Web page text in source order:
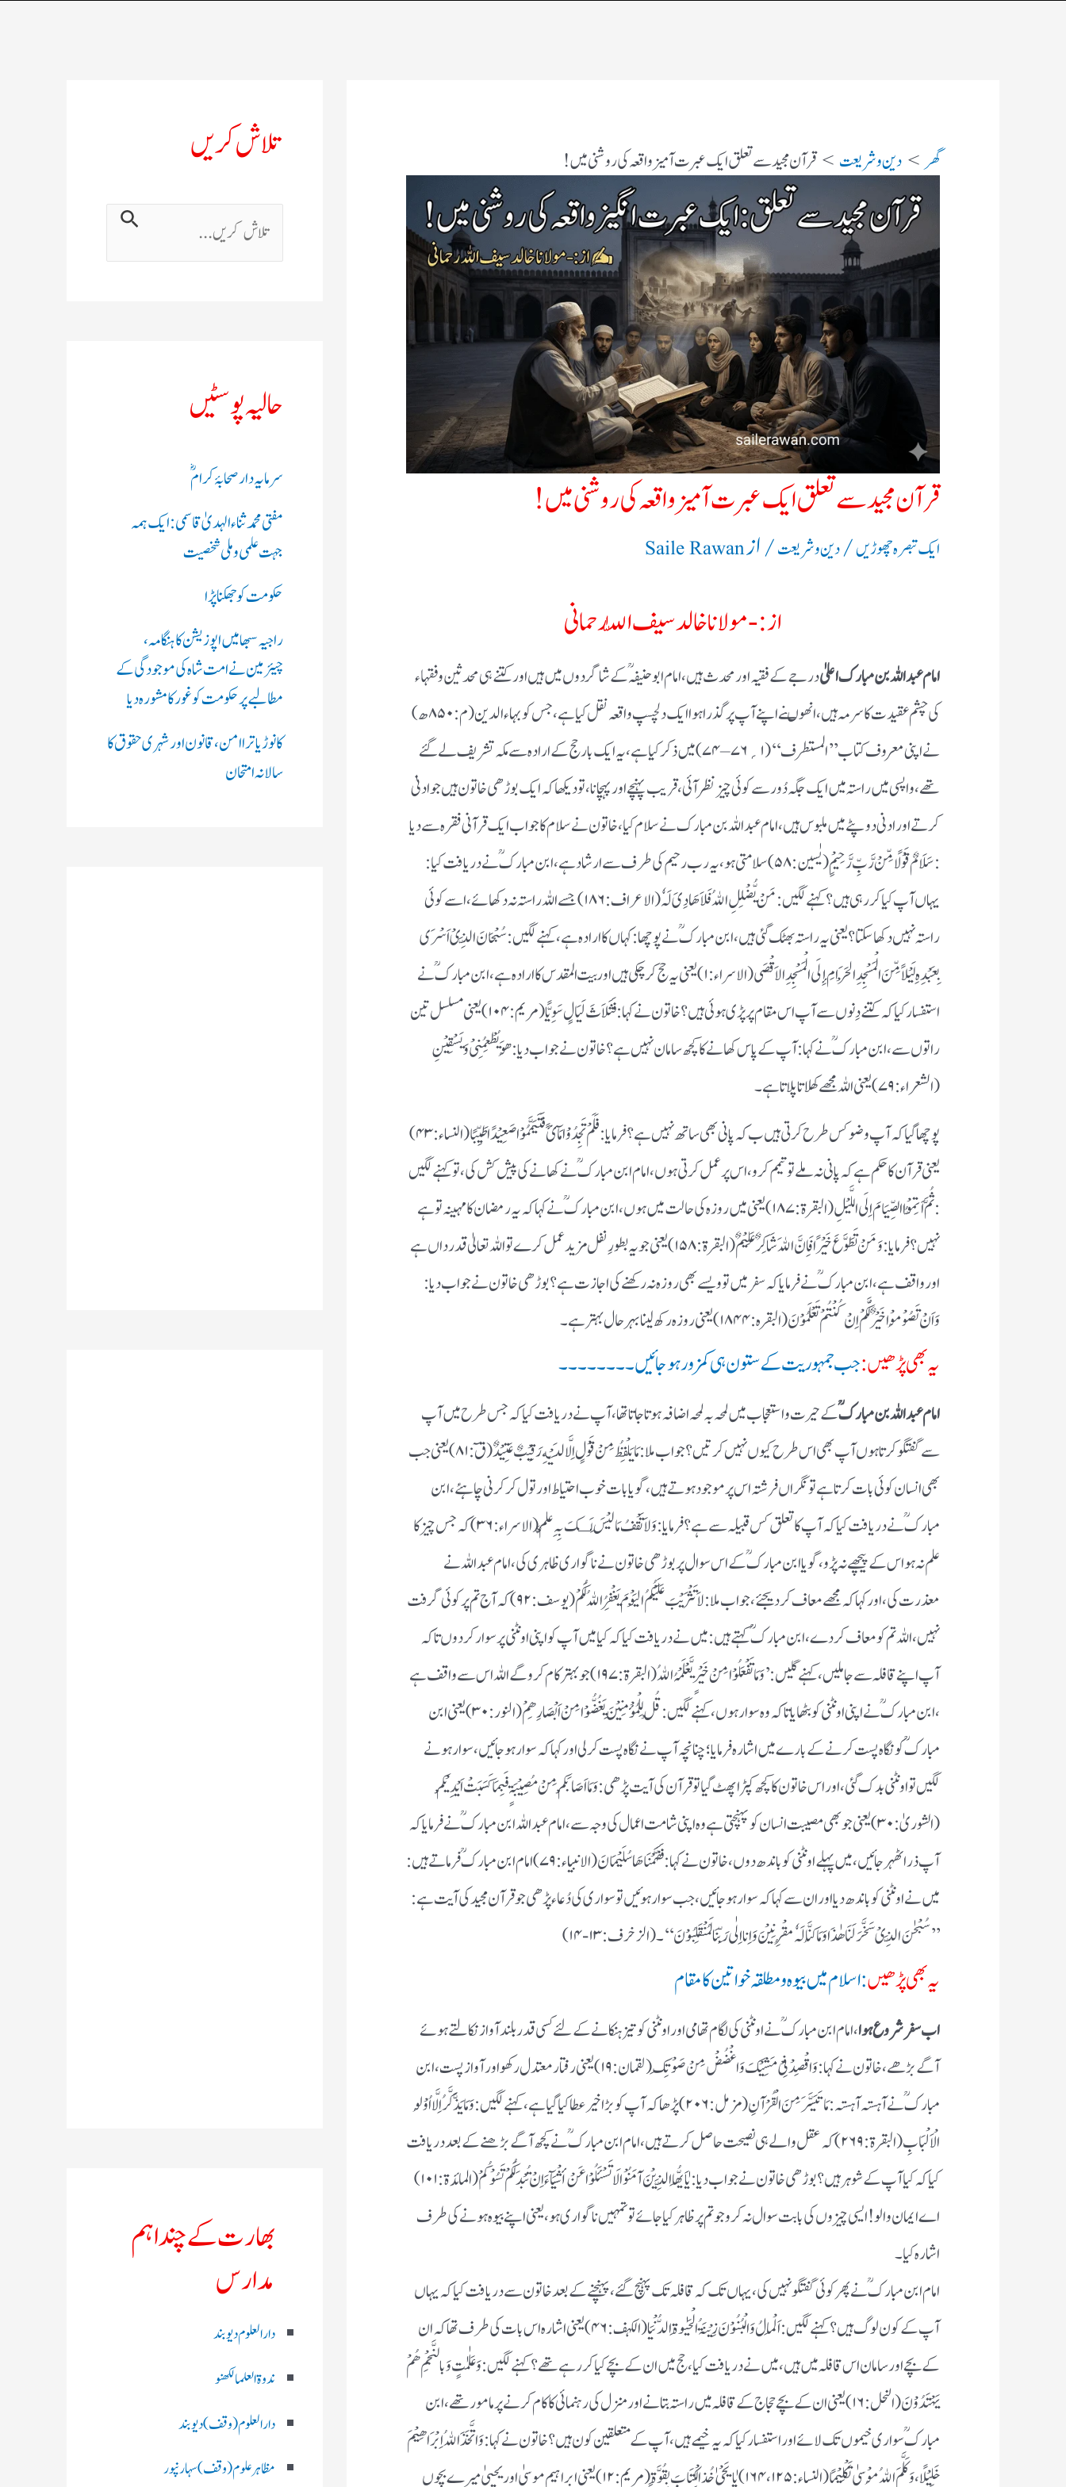
گھر دین و شریعت قرآن مجید سے تعلق ایك عبرت آمیز واقعہ كی روشنی میں!
قرآن مجید سے تعلق ایك عبرت آمیز واقعہ كی روشنی میں!
ایک تبصرہ چھوڑیں/دین و شریعت/ ازSaile Rawan
از:- مولانا خالد سیف اللّٰہ رحمانی
امام عبد اللہ بن مبارک اعلیٰدرجے کے فقیہ اور محدث ہیں ، امام ابو حنیفہؒ کے شاگردوں میں ہیں اور کتنے ہی محدثین و فقہاء
کی چشم عقیدت کا سرمہ ہیں ، انھو ںنے اپنے آپ پر گذرا ہوا ایک دلچسپ واقعہ نقل کیا ہے ، جس کو بہاء الدین (م : ۸۵۰ھ)
نے اپنی معروف کتاب ’’المستطرف‘‘ ( ۱ ؍ ۷۶ – ۷۴) میں ذکر کیا ہے ، یہ ایک بار حج کے ارادہ سے مکہ تشریف لے گئے
تھے ، واپسی میں راستہ میں ایک جگہ دُور سے کوئی چیز نظر آئی ، قریب پہنچے او رپہچانا ، تو دیکھا کہ ایک بوڑھی خاتون ہیں جو ادنیٰ
کرتے اور ادنی دو پٹے میں ملبوس ہیں ، امام عبد اللہ بن مبارک نے سلام کیا ، خاتون نے سلام کا جواب ایک قرآنی فقرہ سے دیا
: سَلَامٌ قَوْلًا مِّنْ رَّبِّ رَّحِیْمٍ (یٰسین : ۵۸) سلامتی ہو ، یہ رب رحیم کی طرف سے ارشاد ہے ، ا بن مبارکؒ نے دریافت کیا :
یہاں آپ کیا کر رہی ہیں؟ کہنے لگیں : مَنْ یُّضْلِلِ اﷲُ فَلاَ ھَادِیَ لَہٗ (الاعراف : ۱۸۶) جسے اللہ راستہ نہ دکھائے ، اسے کوئی
راستہ نہیں دکھاسکتا ؟ یعنی یہ راستہ بھٹک گئی ہیں ، ابن مبارک ؒنے پوچھا : کہاں کا ارادہ ہے ، کہنے لگیں : سُبْحَانَ الَّذِیْ اَسْرَی
بِعَبْدِہِ لَیْلاً مِّنَ الْمَسْجِدِ الْحَرَامِ إِلَی الْمَسْجِدِ الاَقْصَی(الاسراء : ۱ )یعنی یہ حج کر چکی ہیں اور بیت المقدس کا ارادہ ہے، ابن مبارک ؒنے
استفسار کیا کہ کتنے دِنوں سے آپ اس مقام پر پڑی ہوئی ہیں ؟ خاتون نے کہا : فَثَلاَثَ لَیَالٍ سَوِیًّا(مریم : ۱۰۴) یعنی مسلسل تین
راتوں سے ، ابن مبارکؒ نے کہا : آپ کے پاس کھانے کا کچھ سامان نہیں ہے ؟ خاتون نے جواب دیا : ھُوَ یُطْعِمُنِیْ وَ یَسْقِیْنِ
(الشعراء : ۷۹) یعنی اللہ مجھے کھلاتا پلاتا ہے ۔
پوچھا گیا کہ آپ وضو کس طرح کرتی ہیں ب کہ پانی بھی ساتھ نہیں ہے ؟ فرمایا : فَلَمْ تَجِدُوْا مَآئً فَتَیَمَّمُوْا صَعِیْدًا طَیِّبًا(النساء : ۴۳)
یعنی قرآن کا حکم ہے کہ پا نی نہ ملے تو تیمم کرو ، اس پر عمل کرتی ہوں ، امام ابن مبارکؒ نے کھانے کی پیش کش کی ، تو کہنے لگیں
: ثُمَّ اَتِمُّوْا الصِّیَامَ اِلَی اللَّیْلِ(البقرۃ : ۱۸۷)یعنی میں روزہ کی حالت میں ہوں ، ابن مبارک ؒ نے کہا کہ یہ رمضان کا مہینہ تو ہے
نہیں ؟ فرمایا : وَمَنْ تَطَوَّعَ خَیْرًا فَاِنَّ اﷲَ شَاکِرٌ عَلِیْمٌ (البقرۃ : ۱۵۸) یعنی جو یہ بطورِ نفل مزید عمل کرے تو اللہ تعالیٰ قدر داں ہے
اور واقف ہے ، ابن مبارکؒ نے فرمایا کہ سفر میں تو ویسے بھی روزہ نہ رکھنے کی اجازت ہے ؟ بوڑھی خاتون نے جواب دیا:
وَاَنْ تَصُوْمُوْا خَیْرٌ لَّکُمْ اِنْ کُنْتُمْ تَعْلَمُوْنَ(البقرہ: ۱۸۴۴) یعنی روزہ رکھ لینا بہر حال بہتر ہے۔
یہ بھی پڑھیں:جب جمہوریت کے ستون ہی کمزور ہوجائیں۔۔۔۔۔۔۔۔
امام عبد اللہ بن مبارکؒکے حیرت و استعجاب میں لمحہ بہ لمحہ اضافہ ہوتا جاتا تھا ، آپ نے دریافت کیا کہ جس طرح میں آپ
سے گفتگو کرتا ہوں آپ بھی اس طرح کیوں نہیں کرتیں ؟ جواب ملا : مَا یَلْفِظُ مِنْ قَوْلٍ اِلَّا لَدَیْهِ رَقِیْبٌ عَتِیْدٌ( قٓ : ۸۱) یعنی جب
بھی انسان کوئی بات کرتا ہے تو نگراں فرشتہ اس پر موجود ہوتے ہیں ، گویا بات خوب احتیاط اور تول کر کرنی چاہئے ، ابن
مبارک ؒنے دریافت کیا کہ آپ کا تعلق کس قبیلہ سے ہے ؟ فرمایا : وَلاَ تَقْفُ مَا لَیْسَ لَـکَ بِہِ عِلْمٌ(الاسراء : ۳۶) کہ جس چیز کا
علم نہ ہو اس کے پیچھے نہ پڑو ، گویا ابن مبارک ؒکے اس سوال پر بوڑھی خاتون نے ناگواری ظاہری کی ، امام عبد اللہ نے
معذرت کی ، اور کہا کہ مجھے معاف کر دیجئے ، جواب ملا : لاَ تَثْرَیْبَ عَلَیْکُمُ الْیَوْمَ یَغْفِرُ اﷲُ لَکُمْ (یوسف : ۹۲) کہ آج تم پر کوئی گرفت
نہیں ، اللہ تم کو معاف کر دے ، ا بن مبارک ؒکہتے ہیں : میں نے دریافت کیا کہ کیا میں آپ کو اپنی اونٹنی پر سوار کر دوں تاکہ
آپ اپنے قافلہ سے جا ملیں ، کہنے گلیں: ’وَمَا تَفْعَلُوْا مِنْ خَیْرٍ یَّعْلَمْہُ اﷲُ(البقرۃ : ۱۹۷) جو بہتر کام کرو گے اللہ اس سے واقف ہے
، ابن مبارکؒ نے اپنی اونٹنی کو بٹھایا تاکہ وہ سوار ہوں ، کہنے لگیں : قُلْ لِلْمُؤْمِنِیْنَ یَغُضُّوْا مِنْ اَبْصَارِھِمْ (النور : ۳۰) یعنی ابن
مبارکؒ کو نگاہ پست کرنے کے بارے میں اشارہ فرمایا ؛ چنانچہ آپ نے نگاہ پست کر لی اور کہا کہ سوار ہو جائیں ، سوار ہونے
لگیں تو اونٹنی بدک گئی ، اور اس خاتون کا کچھ کپڑا پھٹ گیا تو قرآن کی آیت پڑھی : وَمَا اَصَابَکُمْ مِنْ مُصِیْبَۃٍ فَبِمَا کَسَبَتْ اَیْدِیْکُمْ
(الشوریٰ : ۳۰) یعنی جو بھی مصیبت انسان کو پہنچتی ہے وہ اپنی شامت اعمال کی وجہ سے ، امام عبد اللہ ابن مبارکؒ نے فرمایا کہ
آپ ذرا ٹھہر جائیں ، میں پہلے اونٹنی کو باندھ دوں، خاتون نے کہا : فَفَہَّمْنَاھَا سُلَیْمَانَ(الانبیاء : ۷۹) امام ابن مبارکؒ فرماتے ہیں :
میں نے اونٹنی کو باندھ دیا اور ان سے کہا کہ سوار ہو جائیں ، جب سوار ہوئیں تو سواری کی دُعاء پڑھی جو قرآن مجید کی آیت ہے :
’’ سُبْحٰنَ الَّذِیْ سَخَّرَ لَنَا ھٰذَا وَمَا کُنَّا لَہٗ مُقْرِنِیْنَ وَ اِنا اِلٰی رَبِّنَا لَمُنْقَلِبُوْنَ‘‘ ۔ (الزخرف : ۱۳-۱۴)
یہ بھی پڑھیں: اسلام میں بیوہ و مطلقہ خواتین کا مقام
اب سفر شروع ہوا، امام ابن مبارکؒ نے اونٹنی کی لگام تھامی اور اونٹنی کو تیز ہنکانے کے لئے کسی قدر بلند آواز نکالتے ہوئے
آگے بڑھے ، خاتون نے کہا : وَاقْصِدْ فِیْ مَشِیْکَ وَاغْضُضْ مِنْ صَوْتِکَ(لقمان : ۱۹) یعنی رفتار معتدل رکھو اور آواز پست ، ابن
مبارک ؒنے آہستہ آہستہ: مَا تَیَسَّرَ مِنَ الْقُرْآنِ (مزمل : ۲۰۶) پڑھا کہ آپ کو بڑا خیر عطا کیا گیا ہے ، کہنے لگیں: وَ مَا یَذَّکَّرُ اِلَّا اُوْلُو
الْاَلْبَابِ (البقرۃ : ۲۶۹) کہ عقل والے ہی نصیحت حاصل کرتے ہیں ، امام ابن مبارکؒ نے کچھ آگے بڑھنے کے بعد دریافت
کیا کہ کیا آپ کے شوہر ہیں ؟ بوڑھی خاتون نے جواب دیا : یٰاَیُّھَا الَّذِیْنَ آمَنُوْا لَا تَسْئَلُوْا عَنْ أشْیَآءَ اِنْ تُبْدَلَکُمْ تَسُوْکُمْ(المائدۃ : ۱۰۱)
اے ایمان والو ! ایسی چیزوں کی بابت سوال نہ کرو جو تم پر ظاہر کیا جائے تو تمہیں ناگواری ہو ، یعنی اپنے بیوہ ہونے کی طرف
اشارہ کیا ۔
امام ابن مبارک ؒنے پھر کوئی گفتگو نہیں کی ، یہاں تک کہ قافلہ تک پہنچ گئے ، پہنچنے کے بعد خاتون سے دریافت کیا کہ یہاں
آپ کے کون لوگ ہیں ؟ کہنے لگیں : اَلْمَالُ وَالْبُنُوْنَ زِیْنَۃُ الْحَیٰوۃِ الدُّنْیَا (الکہف : ۴۶) یعنی اشارہ اس بات کی طرف تھا کہ ان
کے بچے اورسامان اس قافلہ میں ہیں ، میں نے دریافت کیا ، حج میں ان کے بچے کیا کر رہے تھے ؟ کہنے لگیں : وَعَلٰمٰتٍ وَبالنَّجْمِ ھُمْ
یَہْتَدُوْنَ(النحل : ۱۶)یعنی ان کے بچے حجاج کے قافلہ میں راستہ بتانے اور منزل کی رہنمائی کا کام کرنے پر مامور تھے ، ابن
مبارکؒ سواری خیموں تک لائے اوراستفسار کیا کہ یہ خیمے ہیں ، آپ کے متعلقین کون ہیں ؟ خاتون نے کہا : وَاتَّخَذَ اﷲُ اِبْرَاھِیْمَ
خَلِیْلًا ، وَکَلَّمَ اﷲُ مُوْسیٰ تَکْلِیْمًا (النساء : ۱۲۵، ۱۶۴) یٰایَحْیٰ خُذ الْکِتَابَ بِقُوَّۃٍ (مریم : ۱۲) یعنی ابراہیم موسیٰ اور یحییٰ میرے بچوں
تلاش کریں
ت
ل
ر
ں
:
حالیہ پوسٹیں
سرمایہ دار صحابۂ کرامؓ
مفتی محمد ثناء الہدیٰ قاسمی: ایک ہمہ
جہت علمی و ملی شخصیت
حکومت کو جھکنا پڑا
راجیہ سبھا میں اپوزیشن کا ہنگامہ،
چیئرمین نے امت شاہ کی موجودگی کے
مطالبے پر حکومت کو غور کا مشورہ دیا
کانوڑ یاترا امن،قانون اور شہری حقوق کا
سالانہ امتحان
بھارت کے چند اہم
مدارس
دارالعلوم دیوبند
ندوۃالعلما لکھنو
دارالعلوم (وقف)دیوبند
مظاہرعلوم (وقف)سہارنپور